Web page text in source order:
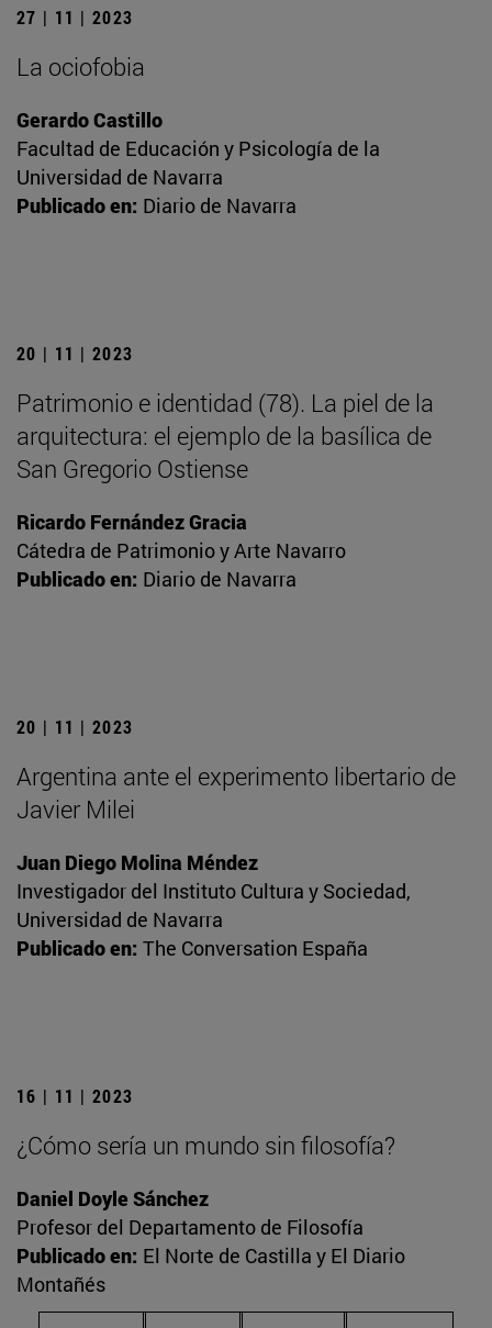
27 | 11 | 2023
La ociofobia
Gerardo Castillo
Facultad de Educación y Psicología de la
Universidad de Navarra
Publicado en: Diario de Navarra
20 | 11 | 2023
Patrimonio e identidad (78). La piel de la
arquitectura: el ejemplo de la basílica de
San Gregorio Ostiense
Ricardo Fernández Gracia
Cátedra de Patrimonio y Arte Navarro
Publicado en: Diario de Navarra
20 | 11 | 2023
Argentina ante el experimento libertario de
Javier Milei
Juan Diego Molina Méndez
Investigador del Instituto Cultura y Sociedad,
Universidad de Navarra
Publicado en: The Conversation España
16 | 11 | 2023
¿Cómo sería un mundo sin filosofía?
Daniel Doyle Sánchez
Profesor del Departamento de Filosofía
Publicado en: El Norte de Castilla y El Diario
Montañés